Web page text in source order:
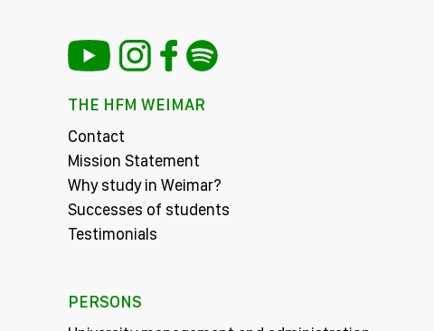
THE HFM WEIMAR
Contact
Mission Statement
Why study in Weimar?
Successes of students
Testimonials
PERSONS